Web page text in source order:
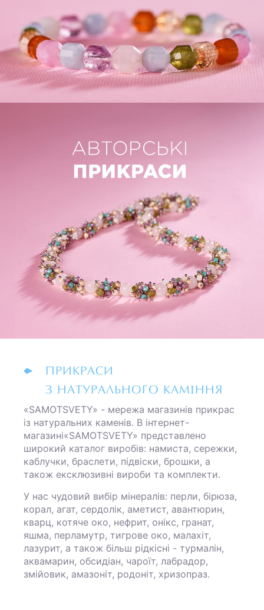
ПРИКРАСИ
З НАТУРАЛЬНОГО КАМІННЯ
«SAMOTSVETY» - мережа магазинів прикрас
із натуральних каменів. В інтернет-
магазині«SAMOTSVETY» представлено
широкий каталог виробів: намиста, сережки,
каблучки, браслети, підвіски, брошки, а
також ексклюзивні вироби та комплекти.
У нас чудовий вибір мінералів: перли, бірюза,
корал, агат, сердолік, аметист, авантюрин,
кварц, котяче око, нефрит, онікс, гранат,
яшма, перламутр, тигрове око, малахіт,
лазурит, а також більш рідкісні - турмалін,
аквамарин, обсидіан, чароїт, лабрадор,
змійовик, амазоніт, родоніт, хризопраз.